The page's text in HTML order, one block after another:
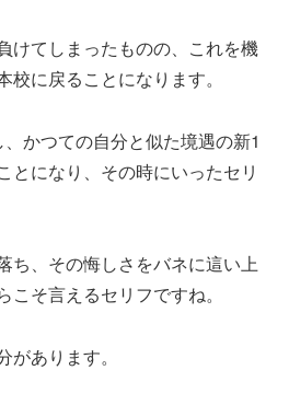
けてしまったものの、これを機
に戻ることになります。
かつての自分と似た境遇の新1
とになり、その時にいったセリ
ち、その悔しさをバネに這い上
そ言えるセリフですね。
あります。